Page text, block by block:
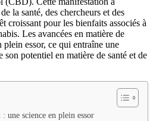
la santé, des chercheurs et des
croissant pour les bienfaits associés à
Les avancées en matière de
essor, ce qui entraîne une
potentiel en matière de santé et de
une science en plein essor